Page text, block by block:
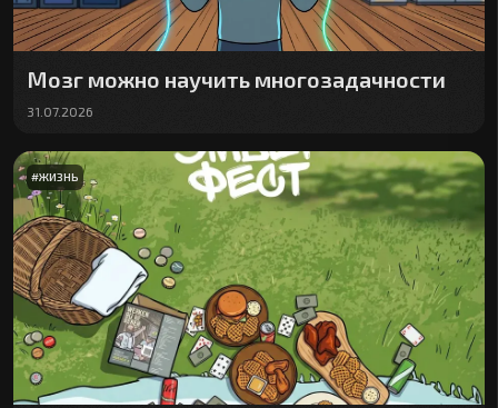
Мозг можно научить многозадачности
31.07.2026
#ЖИЗНЬ